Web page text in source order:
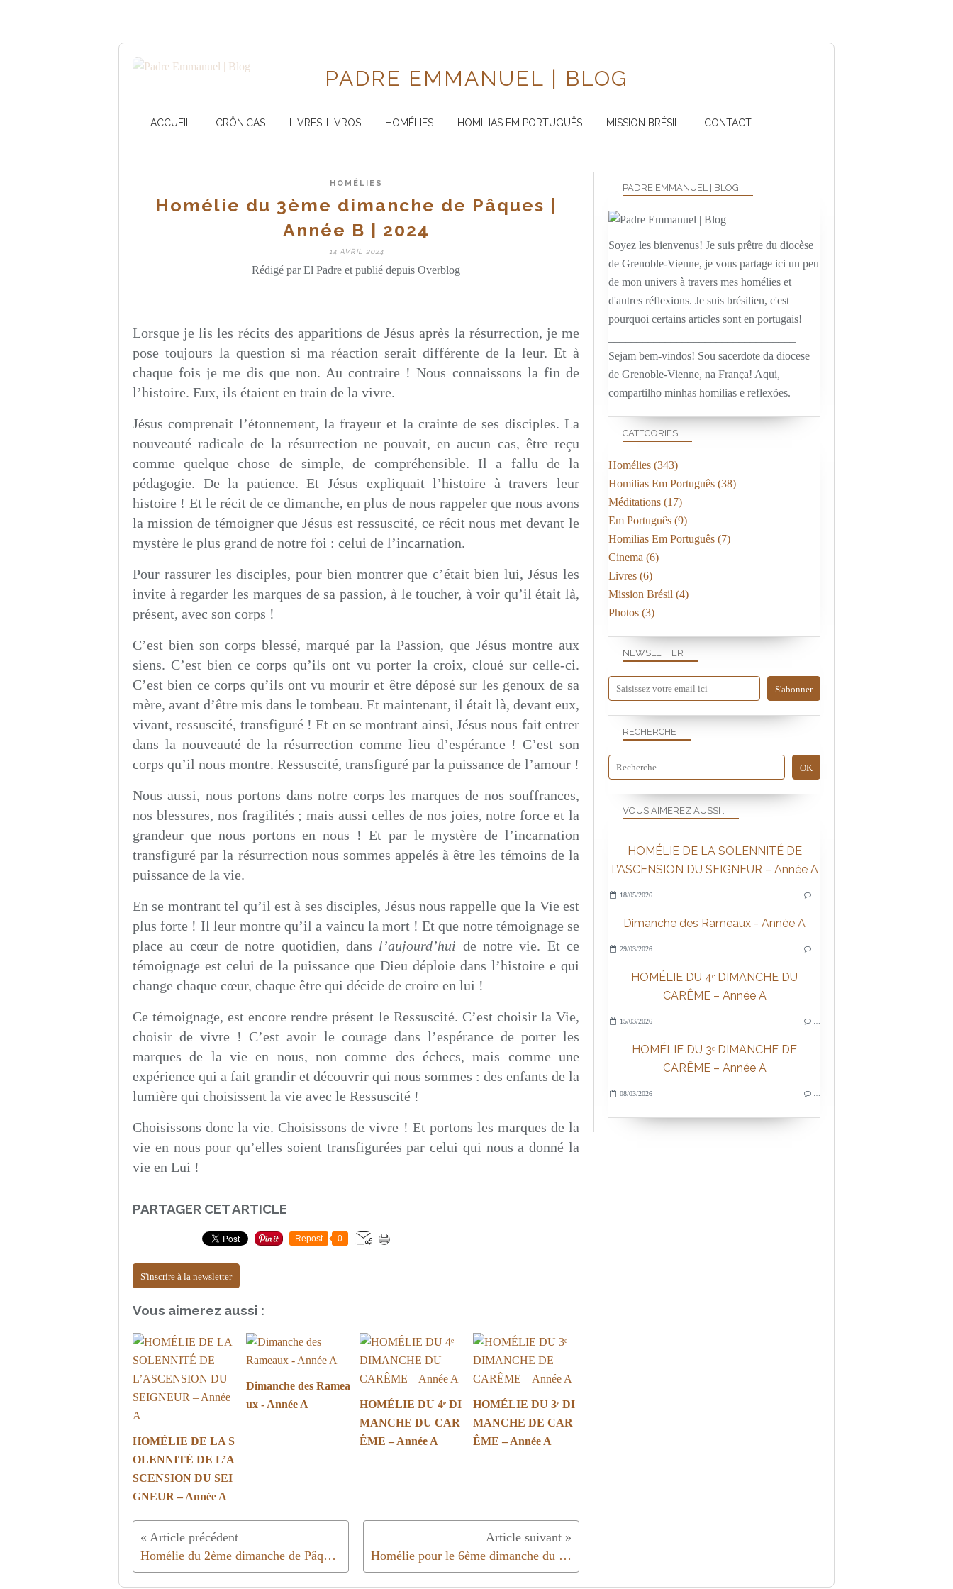
PADRE EMMANUEL | BLOG
ACCUEIL CRÔNICAS LIVRES-LIVROS HOMÉLIES HOMILIAS EM PORTUGUÊS MISSION BRÉSIL CONTACT
HOMÉLIES
Homélie du 3ème dimanche de Pâques |
Année B | 2024
14 AVRIL 2024
Rédigé par El Padre et publié depuis Overblog
Lorsque je lis les récits des apparitions de Jésus après la résurrection, je me
pose toujours la question si ma réaction serait différente de la leur. Et à
chaque fois je me dis que non. Au contraire ! Nous connaissons la fin de
l’histoire. Eux, ils étaient en train de la vivre.
Jésus comprenait l’étonnement, la frayeur et la crainte de ses disciples. La
nouveauté radicale de la résurrection ne pouvait, en aucun cas, être reçu
comme quelque chose de simple, de compréhensible. Il a fallu de la
pédagogie. De la patience. Et Jésus expliquait l’histoire à travers leur
histoire ! Et le récit de ce dimanche, en plus de nous rappeler que nous avons
la mission de témoigner que Jésus est ressuscité, ce récit nous met devant le
mystère le plus grand de notre foi : celui de l’incarnation.
Pour rassurer les disciples, pour bien montrer que c’était bien lui, Jésus les
invite à regarder les marques de sa passion, à le toucher, à voir qu’il était là,
présent, avec son corps !
C’est bien son corps blessé, marqué par la Passion, que Jésus montre aux
siens. C’est bien ce corps qu’ils ont vu porter la croix, cloué sur celle-ci.
C’est bien ce corps qu’ils ont vu mourir et être déposé sur les genoux de sa
mère, avant d’être mis dans le tombeau. Et maintenant, il était là, devant eux,
vivant, ressuscité, transfiguré ! Et en se montrant ainsi, Jésus nous fait entrer
dans la nouveauté de la résurrection comme lieu d’espérance ! C’est son
corps qu’il nous montre. Ressuscité, transfiguré par la puissance de l’amour !
Nous aussi, nous portons dans notre corps les marques de nos souffrances,
nos blessures, nos fragilités ; mais aussi celles de nos joies, notre force et la
grandeur que nous portons en nous ! Et par le mystère de l’incarnation
transfiguré par la résurrection nous sommes appelés à être les témoins de la
puissance de la vie.
En se montrant tel qu’il est à ses disciples, Jésus nous rappelle que la Vie est
plus forte ! Il leur montre qu’il a vaincu la mort ! Et que notre témoignage se
place au cœur de notre quotidien, dans l’aujourd’hui de notre vie. Et ce
témoignage est celui de la puissance que Dieu déploie dans l’histoire e qui
change chaque cœur, chaque être qui décide de croire en lui !
Ce témoignage, est encore rendre présent le Ressuscité. C’est choisir la Vie,
choisir de vivre ! C’est avoir le courage dans l’espérance de porter les
marques de la vie en nous, non comme des échecs, mais comme une
expérience qui a fait grandir et découvrir qui nous sommes : des enfants de la
lumière qui choisissent la vie avec le Ressuscité !
Choisissons donc la vie. Choisissons de vivre ! Et portons les marques de la
vie en nous pour qu’elles soient transfigurées par celui qui nous a donné la
vie en Lui !
PARTAGER CET ARTICLE
Repost 0
S'inscrire à la newsletter
Vous aimerez aussi :
HOMÉLIE DE LA S
OLENNITÉ DE L’A
SCENSION DU SEI
GNEUR – Année A
Dimanche des Ramea
ux - Année A
HOMÉLIE DU 4ᵉ DI
MANCHE DU CAR
ÊME – Année A
HOMÉLIE DU 3ᵉ DI
MANCHE DE CAR
ÊME – Année A
Homélie du 2ème dimanche de Pâques | Année B | 2024 Homélie pour le ­6ème dimanche du Temps Pascal ­|Année B |2024
NEWSLETTER
RECHERCHE
PADRE EMMANUEL | BLOG
Soyez les bienvenus! Je suis prêtre du diocèse
de Grenoble-Vienne, je vous partage ici un peu
de mon univers à travers mes homélies et
d'autres réflexions. Je suis brésilien, c'est
pourquoi certains articles sont en portugais!
Sejam bem-vindos! Sou sacerdote da diocese
de Grenoble-Vienne, na França! Aqui,
compartilho minhas homilias e reflexões.
VOUS AIMEREZ AUSSI :
HOMÉLIE DE LA SOLENNITÉ DE
L’ASCENSION DU SEIGNEUR – Année A
18/05/2026
Dimanche des Rameaux - Année A
29/03/2026
HOMÉLIE DU 4ᵉ DIMANCHE DU
CARÊME – Année A
15/03/2026
HOMÉLIE DU 3ᵉ DIMANCHE DE
CARÊME – Année A
08/03/2026
CATÉGORIES
Homélies (343)
Homilias Em Português (38)
Méditations (17)
Em Português (9)
Homilias Em Português (7)
Cinema (6)
Livres (6)
Mission Brésil (4)
Photos (3)